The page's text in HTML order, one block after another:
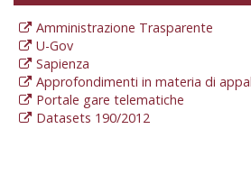
Amministrazione Trasparente
U-Gov
Sapienza
Approfondimenti in materia di
Portale gare telematiche
Datasets 190/2012